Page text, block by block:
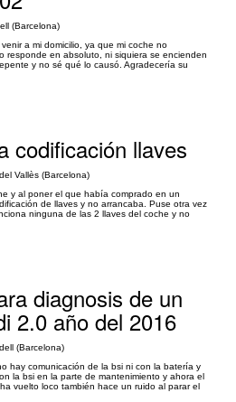
(Barcelona)
a mi domicilio, ya que mi coche no
responde en absoluto, ni siquiera se encienden
y no sé qué lo causó. Agradecería su
codificación llaves
Vallès (Barcelona)
y al poner el que había comprado en un
de llaves y no arrancaba. Puse otra vez
ninguna de las 2 llaves del coche y no
diagnosis de un
2.0 año del 2016
(Barcelona)
hay comunicación de la bsi ni con la batería y
la bsi en la parte de mantenimiento y ahora el
vuelto loco también hace un ruido al parar el